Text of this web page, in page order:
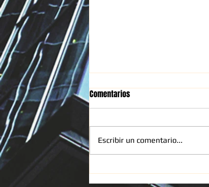
Comentarios
Escribir un comentario...